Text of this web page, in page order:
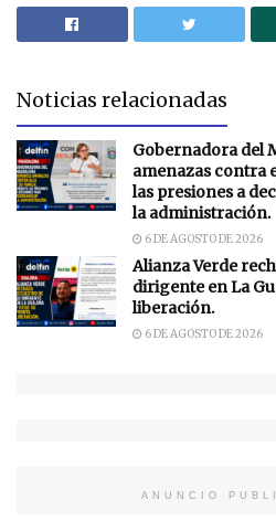
Noticias relacionadas
Gobernadora del
amenazas contra
las presiones a
la administración.
6 DE AGOSTO DE 2026
Alianza Verde
dirigente en La
liberación.
6 DE AGOSTO DE 2026
ANUNCIO